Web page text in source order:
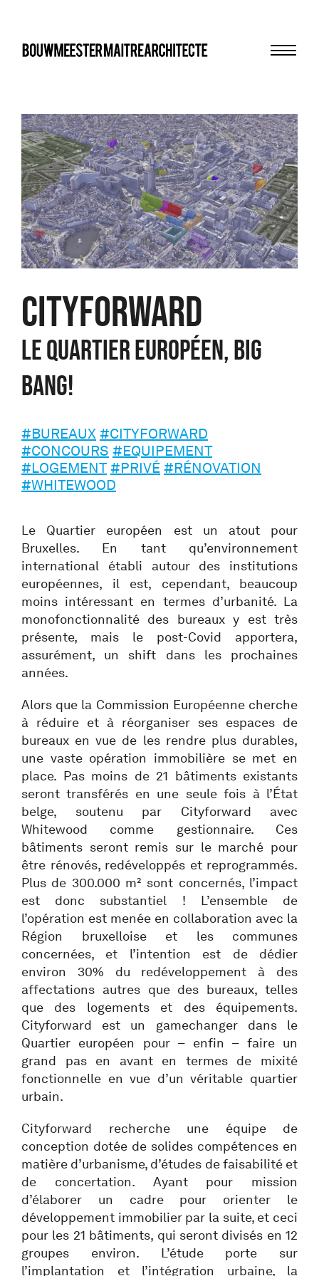
bma
CITYFORWARD
LE QUARTIER EUROPÉEN, BIG
BANG!
#BUREAUX #CITYFORWARD
#CONCOURS #EQUIPEMENT
#LOGEMENT #PRIVÉ #RÉNOVATION
#WHITEWOOD
Le Quartier européen est un atout pour
Bruxelles. En tant qu’environnement
international établi autour des institutions
européennes, il est, cependant, beaucoup
moins intéressant en termes d’urbanité. La
monofonctionnalité des bureaux y est très
présente, mais le post-Covid apportera,
assurément, un shift dans les prochaines
années.
Alors que la Commission Européenne cherche
à réduire et à réorganiser ses espaces de
bureaux en vue de les rendre plus durables,
une vaste opération immobilière se met en
place. Pas moins de 21 bâtiments existants
seront transférés en une seule fois à l’État
belge, soutenu par Cityforward avec
Whitewood comme gestionnaire. Ces
bâtiments seront remis sur le marché pour
être rénovés, redéveloppés et reprogrammés.
Plus de 300.000 m² sont concernés, l’impact
est donc substantiel ! L’ensemble de
l’opération est menée en collaboration avec la
Région bruxelloise et les communes
concernées, et l’intention est de dédier
environ 30% du redéveloppement à des
affectations autres que des bureaux, telles
que des logements et des équipements.
Cityforward est un gamechanger dans le
Quartier européen pour – enfin – faire un
grand pas en avant en termes de mixité
fonctionnelle en vue d’un véritable quartier
urbain.
Cityforward recherche une équipe de
conception dotée de solides compétences en
matière d’urbanisme, d’études de faisabilité et
de concertation. Ayant pour mission
d’élaborer un cadre pour orienter le
développement immobilier par la suite, et ceci
pour les 21 bâtiments, qui seront divisés en 12
groupes environ. L’étude porte sur
l’implantation et l’intégration urbaine, la